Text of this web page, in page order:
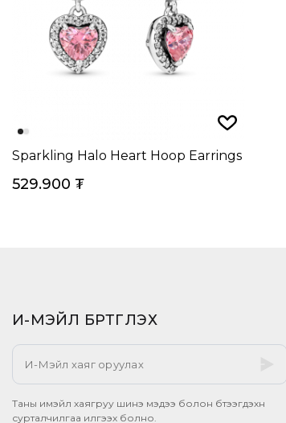
Sparkling Halo Heart Hoop Earrings
529.900 ₮
И-МЭЙЛ БҮРТГҮҮЛЭХ​
Таны имэйл хаягруу шинэ мэдээ болон бүтээгдэхүүн
сурталчилгаа илгээх болно.